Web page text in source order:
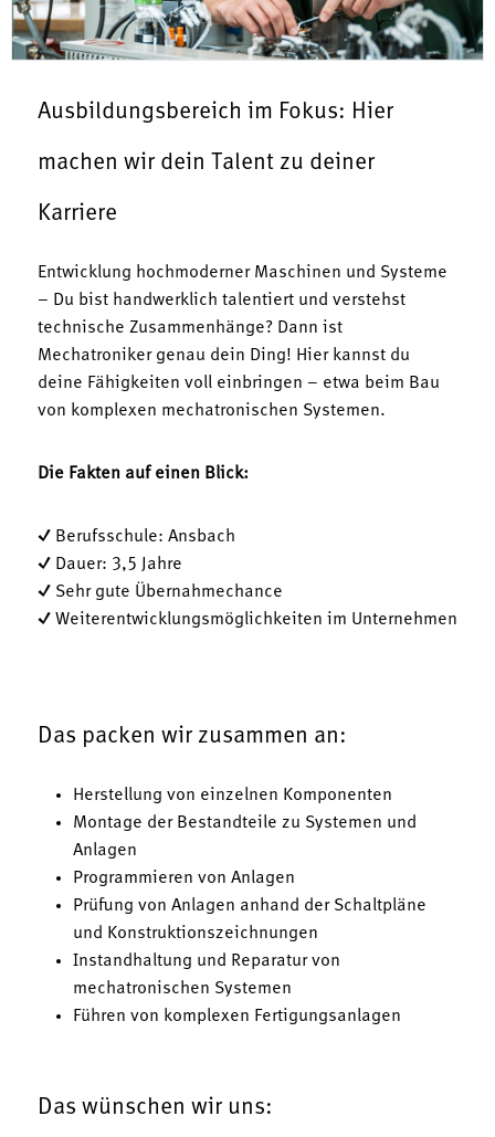
Ausbildungsbereich im Fokus: Hier
machen wir dein Talent zu deiner
Karriere
Entwicklung hochmoderner Maschinen und Systeme
– Du bist handwerklich talentiert und verstehst
technische Zusammenhänge? Dann ist
Mechatroniker genau dein Ding! Hier kannst du
deine Fähigkeiten voll einbringen – etwa beim Bau
von komplexen mechatronischen Systemen.
Die Fakten auf einen Blick:
✓ Berufsschule: Ansbach
✓ Dauer: 3,5 Jahre
✓ Sehr gute Übernahmechance
✓ Weiterentwicklungsmöglichkeiten im Unternehmen
Das packen wir zusammen an:
Herstellung von einzelnen Komponenten
Montage der Bestandteile zu Systemen und
Anlagen
Programmieren von Anlagen
Prüfung von Anlagen anhand der Schaltpläne
und Konstruktionszeichnungen
Instandhaltung und Reparatur von
mechatronischen Systemen
Führen von komplexen Fertigungsanlagen
Das wünschen wir uns: